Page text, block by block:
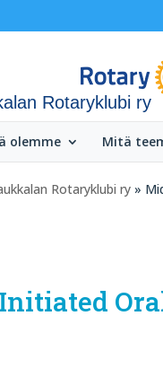
Rotaryklubi ry
olemme Mitä
Rotaryklubi ry »